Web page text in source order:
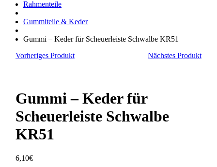
Rahmenteile
Gummiteile & Keder
Gummi – Keder für Scheuerleiste Schwalbe KR51
Vorheriges Produkt
Nächstes Produkt
Gummi – Keder für
Scheuerleiste Schwalbe
KR51
6,10€